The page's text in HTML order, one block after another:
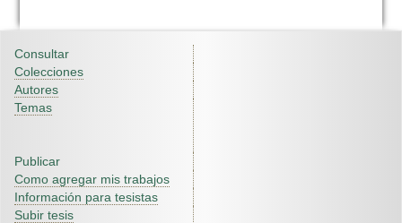
Consultar
Colecciones
Autores
Temas
Publicar
Como agregar mis trabajos
Información para tesistas
Subir tesis